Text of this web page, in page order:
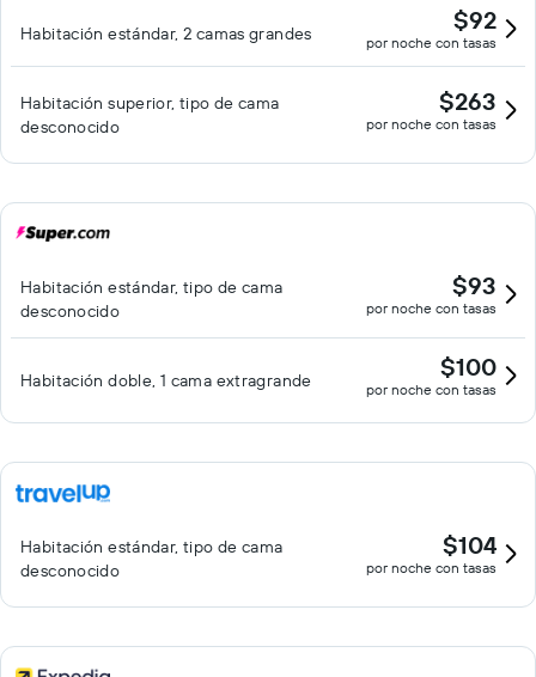
Habitación estándar, 2 camas grandes $92
por noche con tasas
Habitación superior, tipo de cama
desconocido
$263
por noche con tasas
Habitación estándar, tipo de cama
desconocido
$93
por noche con tasas
Habitación doble, 1 cama extragrande $100
por noche con tasas
Habitación estándar, tipo de cama
desconocido
$104
por noche con tasas